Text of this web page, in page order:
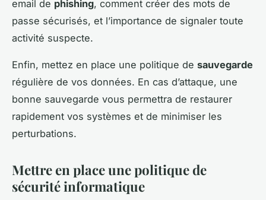
email de phishing, comment créer des mots de
passe sécurisés, et l’importance de signaler toute
activité suspecte.
Enfin, mettez en place une politique de sauvegarde
régulière de vos données. En cas d’attaque, une
bonne sauvegarde vous permettra de restaurer
rapidement vos systèmes et de minimiser les
perturbations.
Mettre en place une politique de
sécurité informatique